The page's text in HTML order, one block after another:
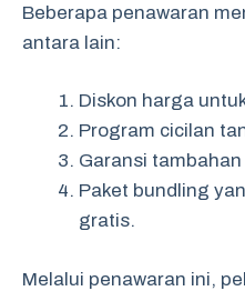
Beberapa penawaran
antara lain:
Diskon harga
Program cicilan
Garansi
Paket bundling
gratis.
Melalui penawaran ini,